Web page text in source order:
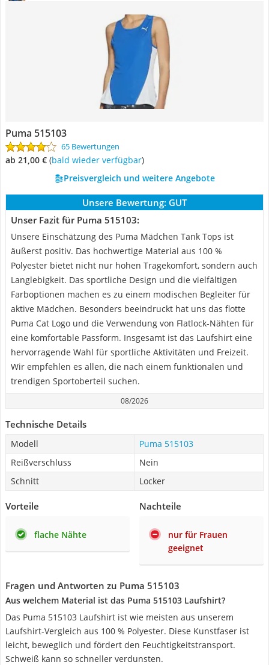
Puma 515103
65 Bewertungen
ab 21,00 € ( Bald wieder verfügbar)
Preisvergleich und weitere Angebote
Unsere Bewertung: GUT
Unser Fazit für Puma 515103:
Unsere Einschätzung des Puma Mädchen Tank Tops ist
äußerst positiv. Das hochwertige Material aus 100 %
Polyester bietet nicht nur hohen Tragekomfort, sondern auch
Langlebigkeit. Das sportliche Design und die vielfältigen
Farboptionen machen es zu einem modischen Begleiter für
aktive Mädchen. Besonders beeindruckt hat uns das flotte
Puma Cat Logo und die Verwendung von Flatlock-Nähten für
eine komfortable Passform. Insgesamt ist das Laufshirt eine
hervorragende Wahl für sportliche Aktivitäten und Freizeit.
Wir empfehlen es allen, die nach einem funktionalen und
trendigen Sportoberteil suchen.
08/2026
Technische Details
Modell
Puma 515103
Reißverschluss
Nein
Schnitt
Locker
Vorteile
flache Nähte
Nachteile
nur für Frauen
geeignet
Fragen und Antworten zu Puma 515103
Aus welchem Material ist das Puma 515103 Laufshirt?
Das Puma 515103 Laufshirt ist wie meisten aus unserem
Laufshirt-Vergleich aus 100 % Polyester. Diese Kunstfaser ist
leicht, beweglich und fördert den Feuchtigkeitstransport.
Schweiß kann so schneller verdunsten.